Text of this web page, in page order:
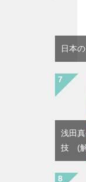
日本
浅田
技 (